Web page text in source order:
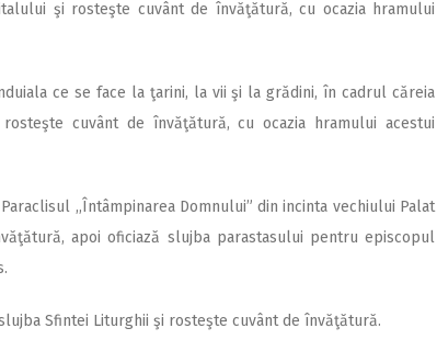
şi rosteşte cuvânt de învăţătură, cu ocazia hramului
ce se face la ţarini, la vii şi la grădini, în cadrul căreia
cuvânt de învăţătură, cu ocazia hramului acestui
,,Întâmpinarea Domnului” din incinta vechiului Palat
apoi oficiază slujba parastasului pentru episcopul
Sfintei Liturghii şi rosteşte cuvânt de învăţătură.